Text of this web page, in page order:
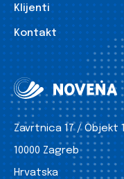
Klijenti
Kontakt
Zavrtnica 17 / Objekt 1
10000 Zagreb
Hrvatska